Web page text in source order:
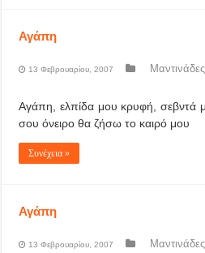
Αγάπη
13 Φεβρουαρίου, 2007 Μαντινάδες
Αγάπη, ελπίδα μου κρυφή, σεβντά
σου όνειρο θα ζήσω το καιρό μου
Συνέχεια »
Αγάπη
13 Φεβρουαρίου, 2007 Μαντινάδες